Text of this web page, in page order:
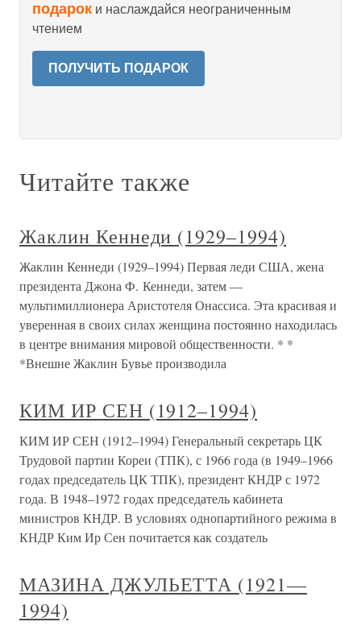
подарок и наслаждайся неограниченным
чтением
ПОЛУЧИТЬ ПОДАРОК
Читайте также
Жаклин Кеннеди (1929–1994)
Жаклин Кеннеди (1929–1994) Первая леди США, жена
президента Джона Ф. Кеннеди, затем —
мультимиллионера Аристотеля Онассиса. Эта красивая и
уверенная в своих силах женщина постоянно находилась
в центре внимания мировой общественности. * *
*Внешне Жаклин Бувье производила
КИМ ИР СЕН (1912–1994)
КИМ ИР СЕН (1912–1994) Генеральный секретарь ЦК
Трудовой партии Кореи (ТПК), с 1966 года (в 1949–1966
годах председатель ЦК ТПК), президент КНДР с 1972
года. В 1948–1972 годах председатель кабинета
министров КНДР. В условиях однопартийного режима в
КНДР Ким Ир Сен почитается как создатель
МАЗИНА ДЖУЛЬЕТТА (1921—
1994)